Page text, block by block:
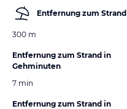
Entfernung zum Strand
300 m
Entfernung zum Strand in
Gehminuten
7 min
Entfernung zum Strand in